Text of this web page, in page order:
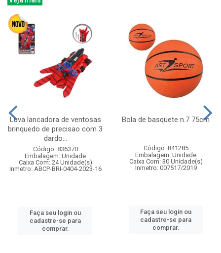
Luva lancadora de ventosas
brinquedo de precisao com 3
dardo...
Código: 836370
Embalagem: Unidade
Caixa Com: 24 Unidade(s)
Inmetro: ABCP-BRI-0404-2023-16
Faça seu login ou
cadastre-se para
comprar.
Bola de basquete n.7 75cm
Código: 841285
Embalagem: Unidade
Caixa Com: 30 Unidade(s)
Inmetro: 007517/2019
Faça seu login ou
cadastre-se para
comprar.